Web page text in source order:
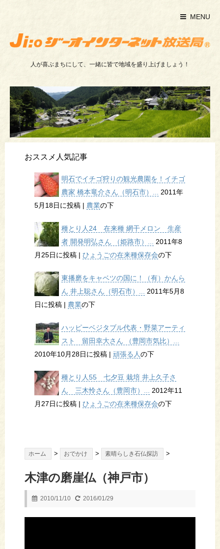
MENU
人が喜ぶまちにして、一緒に皆で地域を盛り上げましょう！
おススメ人気記事
明石でイチゴ狩りの観光農園を！イチゴ
農家 橋本竜介さん（明石市）... 2011年
5月18日に投稿 | 農業の下
種とり人24 在来種 網干メロン 生産
者 開発明弘さん （姫路市）... 2011年8
月25日に投稿 | ひょうごの在来種保存会の下
東播磨をキャベツの国に！（有）かんら
ん 井上聡さん（明石市）... 2011年5月8
日に投稿 | 農業の下
ハッピーベジタブル代表・野菜アーティ
スト 留田幸大さん （豊岡市気比）...
2010年10月28日に投稿 | 頑張る人の下
種とり人55 七夕豆 栽培 井上久子さ
ん 三木怜さん（豊岡市）... 2012年11
月27日に投稿 | ひょうごの在来種保存会の下
ホーム > おでかけ > 素晴らしき石仏探訪 >
木津の磨崖仏（神戸市）
2010/11/10 2016/01/29